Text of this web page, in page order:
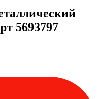
5693797